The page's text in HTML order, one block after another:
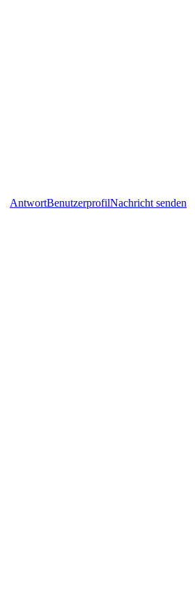
AntwortBenutzerprofilNachricht senden